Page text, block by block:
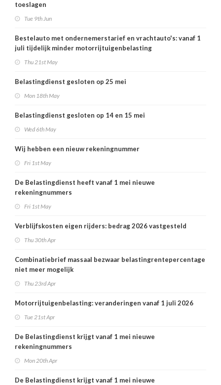
toeslagen
Tue 9th Jun
Bestelauto met ondernemerstarief en vrachtauto's: vanaf 1
juli tijdelijk minder motorrijtuigenbelasting
Thu 21st May
Belastingdienst gesloten op 25 mei
Mon 18th May
Belastingdienst gesloten op 14 en 15 mei
Wed 6th May
Wij hebben een nieuw rekeningnummer
Fri 1st May
De Belastingdienst heeft vanaf 1 mei nieuwe
rekeningnummers
Fri 1st May
Verblijfskosten eigen rijders: bedrag 2026 vastgesteld
Thu 30th Apr
Combinatiebrief massaal bezwaar belastingrentepercentage
niet meer mogelijk
Thu 23rd Apr
Motorrijtuigenbelasting: veranderingen vanaf 1 juli 2026
Tue 21st Apr
De Belastingdienst krijgt vanaf 1 mei nieuwe
rekeningnummers
Mon 20th Apr
De Belastingdienst krijgt vanaf 1 mei nieuwe